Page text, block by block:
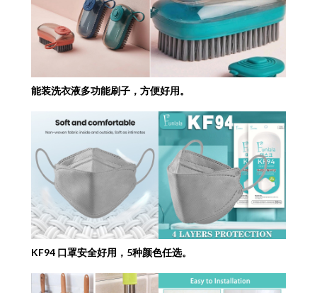
能装洗衣液多功能刷子，方便好用。
KF94 口罩安全好用，5种颜色任选。